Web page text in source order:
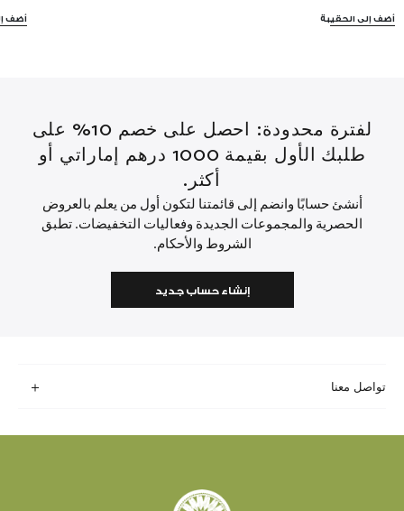
أضف إلى الحقيبة أضف
لفترة محدودة: احصل على خصم 10% على
طلبك الأول بقيمة 1000 درهم إماراتي أو
أكثر.
أنشئ حسابًا وانضم إلى قائمتنا لتكون أول من يعلم بالعروض
الحصرية والمجموعات الجديدة وفعاليات التخفيضات. تطبق
الشروط والأحكام.
إنشاء حساب جديد
تواصل معنا